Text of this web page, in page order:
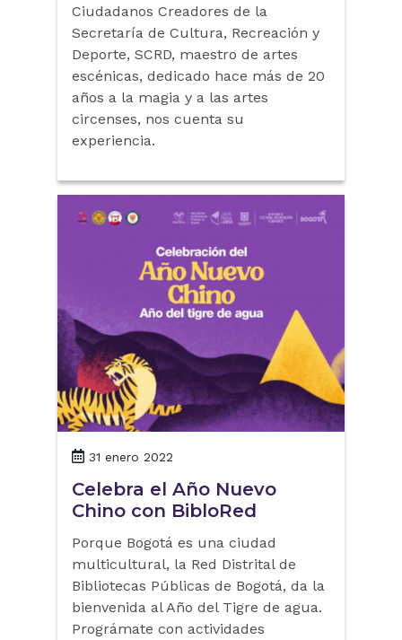
Ciudadanos Creadores de la
Secretaría de Cultura, Recreación y
Deporte, SCRD, maestro de artes
escénicas, dedicado hace más de 20
años a la magia y a las artes
circenses, nos cuenta su
experiencia.
31 enero 2022
Celebra el Año Nuevo
Chino con BibloRed
Porque Bogotá es una ciudad
multicultural, la Red Distrital de
Bibliotecas Públicas de Bogotá, da la
bienvenida al Año del Tigre de agua.
Prográmate con actividades